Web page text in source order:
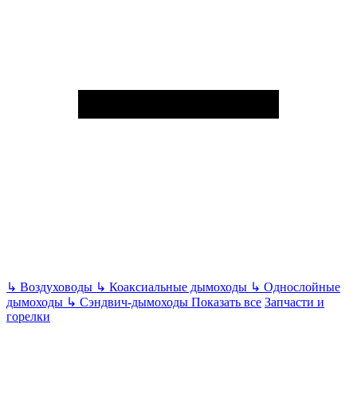
↳ Воздуховоды ↳ Коаксиальные дымоходы ↳ Однослойные
дымоходы ↳ Сэндвич-дымоходы Показать все Запчасти и
горелки